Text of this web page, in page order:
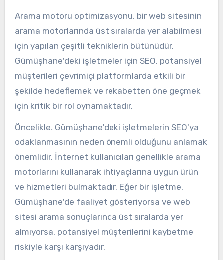
Arama motoru optimizasyonu, bir web sitesinin
arama motorlarında üst sıralarda yer alabilmesi
için yapılan çeşitli tekniklerin bütünüdür.
Gümüşhane'deki işletmeler için SEO, potansiyel
müşterileri çevrimiçi platformlarda etkili bir
şekilde hedeflemek ve rekabetten öne geçmek
için kritik bir rol oynamaktadır.
Öncelikle, Gümüşhane'deki işletmelerin SEO'ya
odaklanmasının neden önemli olduğunu anlamak
önemlidir. İnternet kullanıcıları genellikle arama
motorlarını kullanarak ihtiyaçlarına uygun ürün
ve hizmetleri bulmaktadır. Eğer bir işletme,
Gümüşhane'de faaliyet gösteriyorsa ve web
sitesi arama sonuçlarında üst sıralarda yer
almıyorsa, potansiyel müşterilerini kaybetme
riskiyle karşı karşıyadır.